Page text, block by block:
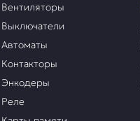
Вентиляторы
Выключатели
Автоматы
Контакторы
Энкодеры
Реле